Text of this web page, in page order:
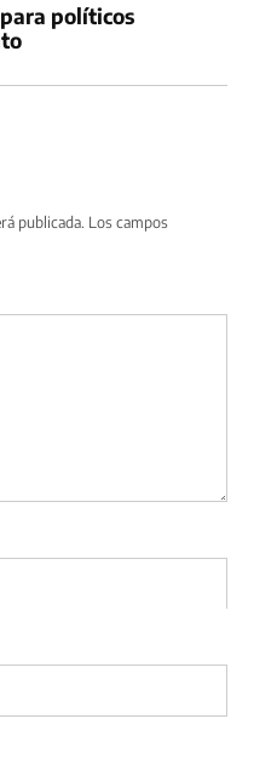
políticos
publicada. Los campos